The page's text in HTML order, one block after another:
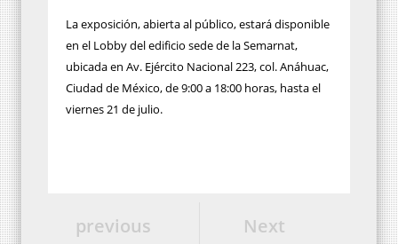
La exposición, abierta al público, estará disponible
en el Lobby del edificio sede de la Semarnat,
ubicada en Av. Ejército Nacional 223, col. Anáhuac,
Ciudad de México, de 9:00 a 18:00 horas, hasta el
viernes 21 de julio.
Next
previous